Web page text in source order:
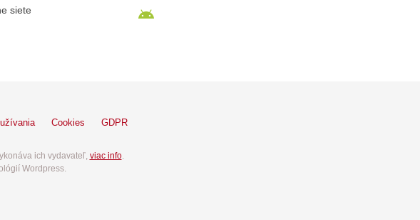
siete
Cookies GDPR
ich vydavateľ, viac info.
Wordpress.